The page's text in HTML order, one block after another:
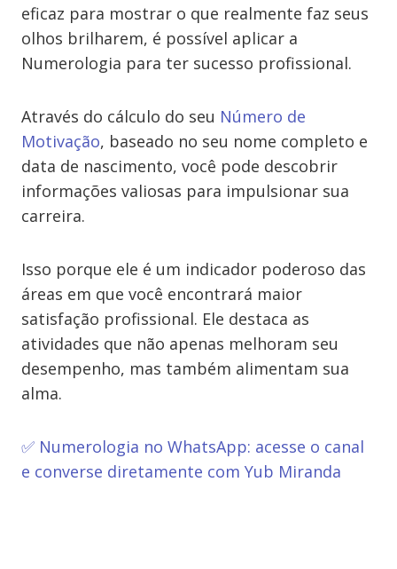
eficaz para mostrar o que realmente faz seus
olhos brilharem, é possível aplicar a
Numerologia para ter sucesso profissional.
Através do cálculo do seu Número de
Motivação, baseado no seu nome completo e
data de nascimento, você pode descobrir
informações valiosas para impulsionar sua
carreira.
Isso porque ele é um indicador poderoso das
áreas em que você encontrará maior
satisfação profissional. Ele destaca as
atividades que não apenas melhoram seu
desempenho, mas também alimentam sua
alma.
✅ Numerologia no WhatsApp: acesse o canal
e converse diretamente com Yub Miranda